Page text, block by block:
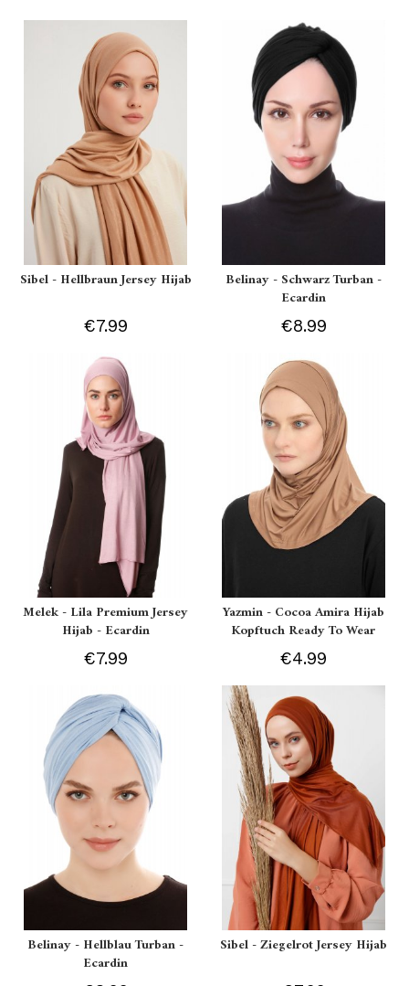
Sibel - Hellbraun Jersey Hijab
€7.99
Belinay - Schwarz Turban -
Ecardin
€8.99
Melek - Lila Premium Jersey
Hijab - Ecardin
€7.99
Yazmin - Cocoa Amira Hijab
Kopftuch Ready To Wear
€4.99
Belinay - Hellblau Turban -
Ecardin
Sibel - Ziegelrot Jersey Hijab